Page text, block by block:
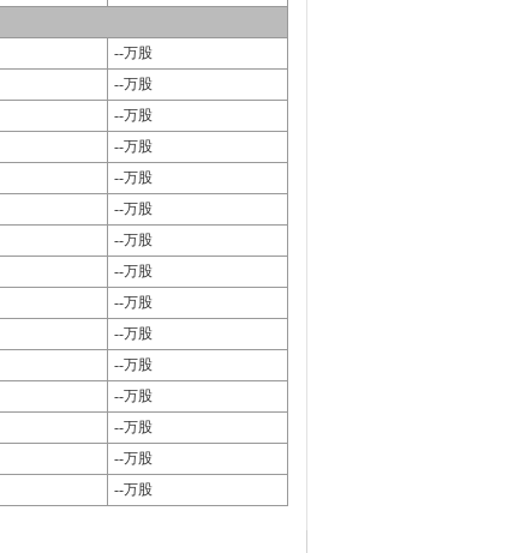
--万股
--万股
--万股
--万股
--万股
--万股
--万股
--万股
--万股
--万股
--万股
--万股
--万股
--万股
--万股